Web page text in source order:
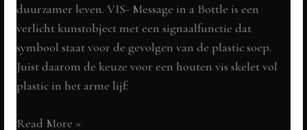
duurzamer leven. VIS- Message in a Bottle is een
verlicht kunstobject met een signaalfunctie dat
symbool staat voor de gevolgen van de plastic soep.
Juist daarom de keuze voor een houten vis skelet vol
plastic in het arme lijf:
Plastic
Read More »